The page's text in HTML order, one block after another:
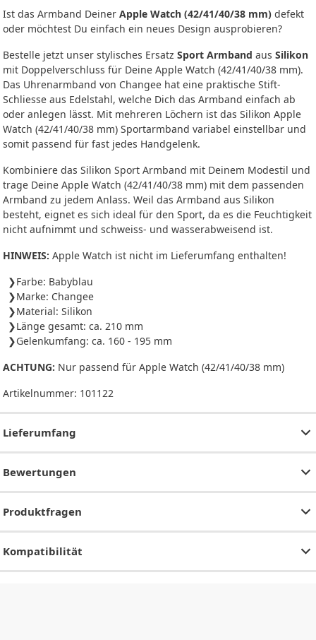
Ist das Armband Deiner Apple Watch (42/41/40/38 mm) defekt
oder möchtest Du einfach ein neues Design ausprobieren?
Bestelle jetzt unser stylisches Ersatz Sport Armband aus Silikon
mit Doppelverschluss für Deine Apple Watch (42/41/40/38 mm).
Das Uhrenarmband von Changee hat eine praktische Stift-
Schliesse aus Edelstahl, welche Dich das Armband einfach ab
oder anlegen lässt. Mit mehreren Löchern ist das Silikon Apple
Watch (42/41/40/38 mm) Sportarmband variabel einstellbar und
somit passend für fast jedes Handgelenk.
Kombiniere das Silikon Sport Armband mit Deinem Modestil und
trage Deine Apple Watch (42/41/40/38 mm) mit dem passenden
Armband zu jedem Anlass. Weil das Armband aus Silikon
besteht, eignet es sich ideal für den Sport, da es die Feuchtigkeit
nicht aufnimmt und schweiss- und wasserabweisend ist.
HINWEIS: Apple Watch ist nicht im Lieferumfang enthalten!
Farbe: Babyblau
Marke: Changee
Material: Silikon
Länge gesamt: ca. 210 mm
Gelenkumfang: ca. 160 - 195 mm
ACHTUNG: Nur passend für Apple Watch (42/41/40/38 mm)
Artikelnummer: 101122
Lieferumfang
Bewertungen
Produktfragen
Kompatibilität